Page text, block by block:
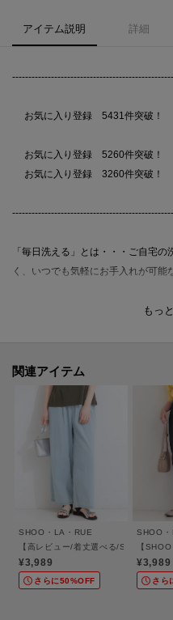
アイテム説明 詳細
お気に入り登録 5431件突破！
お気に入り登録 5260件突破！
お気に入り登録 3260件突破！
「毎日洗える」とは・・・ご自宅
く、いつでも気軽にお手入れが可能
お袖からウエストにかけての緩やか
気になるボディラインを自然にカバ
裾は程よい伸縮性のあるリブ仕様で
ラクなのに、すっきり見える計算さ
自宅で手軽に洗えるイージーケア素
【スタイリング】
シンプルだからこそ、合わせるアイ
表情を変える1枚。
絶妙な丈感は、ボリュームのあるロ
女性らしいバランスを保ちます。
関連アイテム
SHOO・LA・RUE
【高レビュー/着丈選べる/S-LL】ウエ
¥3,989
さらに50%OFF
SHOO
【
¥3,989
さら